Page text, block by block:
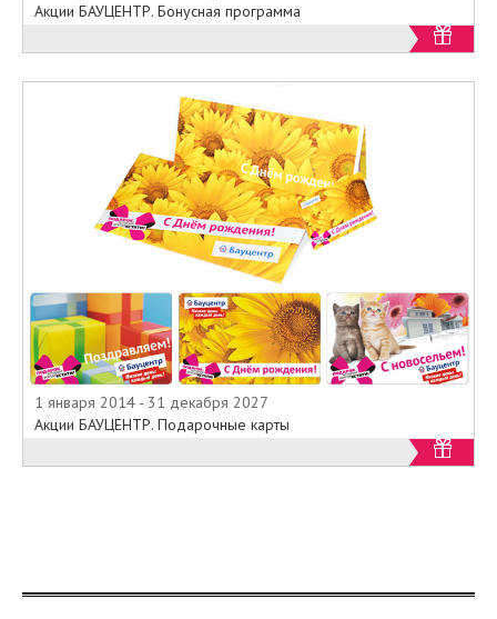
Акции БАУЦЕНТР. Бонусная программа
1 января 2014 - 31 декабря 2027
Акции БАУЦЕНТР. Подарочные карты